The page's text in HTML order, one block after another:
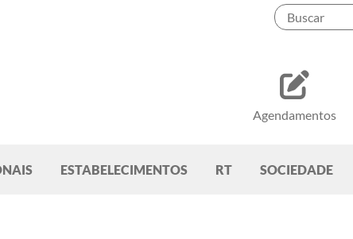
Agendamentos
ESTABELECIMENTOS RT SOCIEDADE